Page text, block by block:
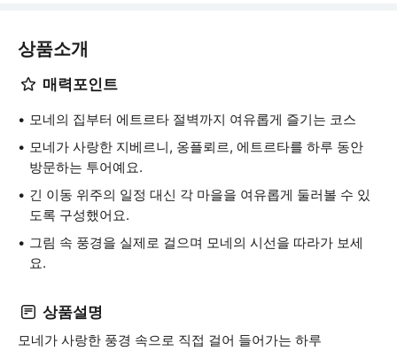
상품소개
매력포인트
모네의 집부터 에트르타 절벽까지 여유롭게 즐기는 코스
모네가 사랑한 지베르니, 옹플뢰르, 에트르타를 하루 동안
방문하는 투어예요.
긴 이동 위주의 일정 대신 각 마을을 여유롭게 둘러볼 수 있
도록 구성했어요.
그림 속 풍경을 실제로 걸으며 모네의 시선을 따라가 보세
요.
상품설명
모네가 사랑한 풍경 속으로 직접 걸어 들어가는 하루